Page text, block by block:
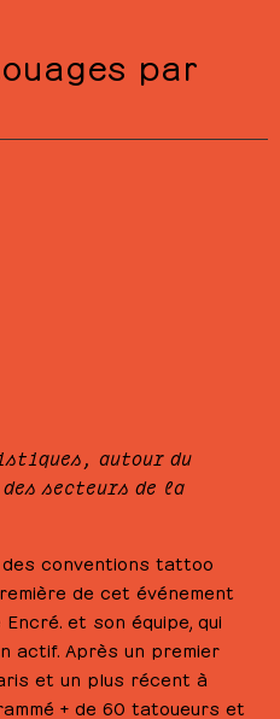
par
autour du
secteurs de la
conventions tattoo
de cet événement
et son équipe, qui
actif. Après un premier
et un plus récent à
+ de 60 tatoueurs et